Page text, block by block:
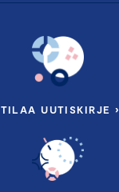
TILAA UUTISKIRJE ›